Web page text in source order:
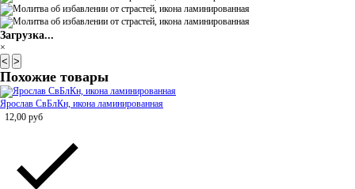
Загрузка...
×
< >
Похожие товары
Ярослав СвБлКн, икона ламинированная
12,00 руб